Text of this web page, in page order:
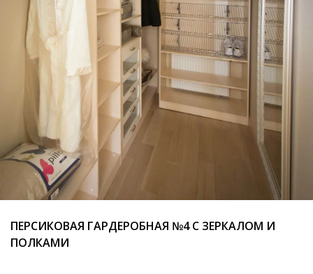
ПЕРСИКОВАЯ ГАРДЕРОБНАЯ №4 С ЗЕРКАЛОМ И
ПОЛКАМИ